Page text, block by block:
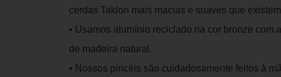
cerdas Taklon mais macias e suaves que existem
• Usamos alumínio reciclado na cor bronze com
de madeira natural.
• Nossos pincéis são cuidadosamente feitos à